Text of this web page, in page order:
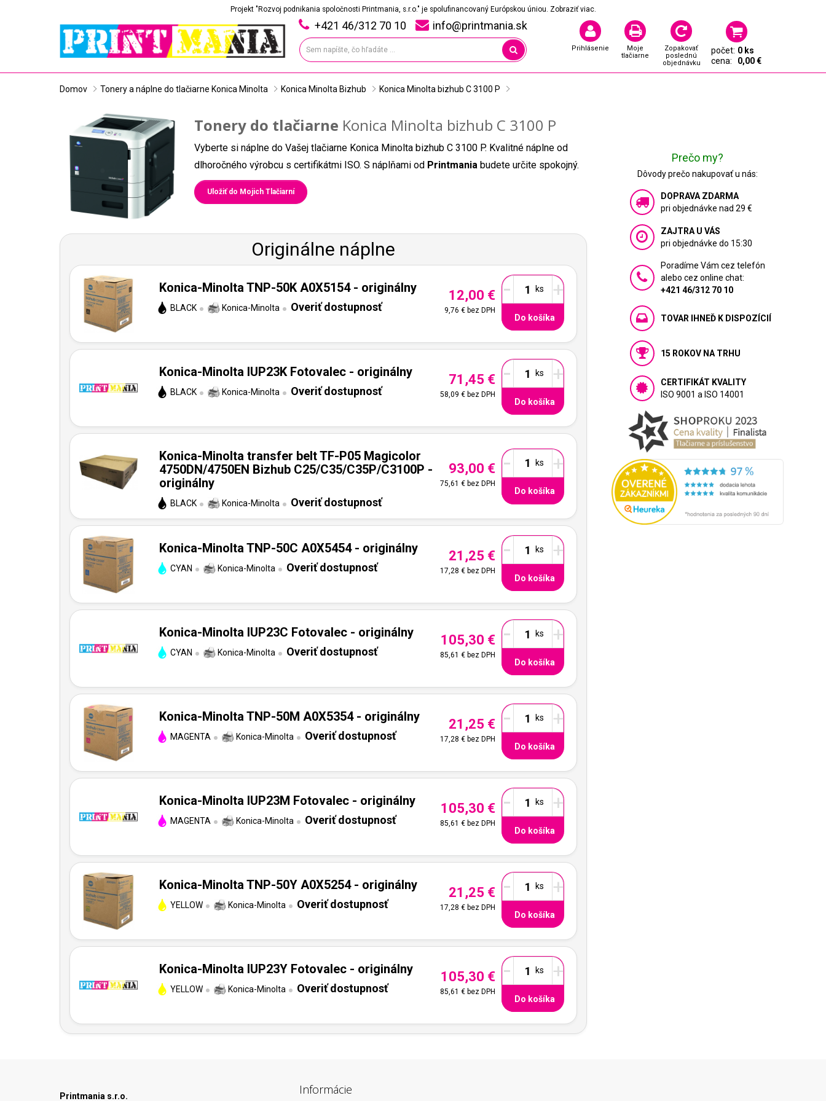
Projekt "Rozvoj podnikania spoločnosti Printmania, s.r.o." je spolufinancovaný Európskou úniou. Zobraziť viac.
+421 46/312 70 10 info@printmania.sk
Prihlásenie
Moje
tlačiarne
Zopakovať
poslednú
objednávku
počet: 0 ks
cena:
0,00 €
Domov Tonery a náplne do tlačiarne Konica Minolta Konica Minolta Bizhub Konica Minolta bizhub C 3100 P
Tonery do tlačiarne Konica Minolta bizhub C 3100 P
Vyberte si náplne do Vašej tlačiarne Konica Minolta bizhub C 3100 P. Kvalitné náplne od
dlhoročného výrobcu s certifikátmi ISO. S náplňami od Printmania budete určite spokojný.
Uložiť do Mojich Tlačiarní
Originálne náplne
Konica-Minolta TNP-50K A0X5154 - originálny
BLACK Konica-Minolta Overiť dostupnosť
12,00 €
9,76 €bez DPH
- +
Do košíka
Konica-Minolta IUP23K Fotovalec - originálny
BLACK Konica-Minolta Overiť dostupnosť
71,45 €
58,09 €bez DPH
- +
Do košíka
Konica-Minolta transfer belt TF-P05 Magicolor
4750DN/4750EN Bizhub C25/C35/C35P/C3100P -
originálny
BLACK Konica-Minolta Overiť dostupnosť
93,00 €
75,61 €bez DPH
- +
Do košíka
Konica-Minolta TNP-50C A0X5454 - originálny
CYAN Konica-Minolta Overiť dostupnosť
21,25 €
17,28 €bez DPH
- +
Do košíka
Konica-Minolta IUP23C Fotovalec - originálny
CYAN Konica-Minolta Overiť dostupnosť
105,30 €
85,61 €bez DPH
- +
Do košíka
Konica-Minolta TNP-50M A0X5354 - originálny
MAGENTA Konica-Minolta Overiť dostupnosť
21,25 €
17,28 €bez DPH
- +
Do košíka
Konica-Minolta IUP23M Fotovalec - originálny
MAGENTA Konica-Minolta Overiť dostupnosť
105,30 €
85,61 €bez DPH
- +
Do košíka
Konica-Minolta TNP-50Y A0X5254 - originálny
YELLOW Konica-Minolta Overiť dostupnosť
21,25 €
17,28 €bez DPH
- +
Do košíka
Konica-Minolta IUP23Y Fotovalec - originálny
YELLOW Konica-Minolta Overiť dostupnosť
105,30 €
85,61 €bez DPH
- +
Do košíka
Prečo my?
Dôvody prečo nakupovať u nás:
DOPRAVA ZDARMA
pri objednávke nad 29 €
ZAJTRA U VÁS
pri objednávke do 15:30
Poradíme Vám cez telefón
alebo cez online chat:
+421 46/312 70 10
TOVAR IHNEĎ K DISPOZÍCIÍ
15 ROKOV NA TRHU
CERTIFIKÁT KVALITY
ISO 9001 a ISO 14001
Printmania s.r.o. Informácie